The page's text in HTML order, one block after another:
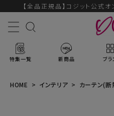
【全品正規品】コジット公式
特集一覧 新商品 ブラ
HOME インテリア カーテン(断